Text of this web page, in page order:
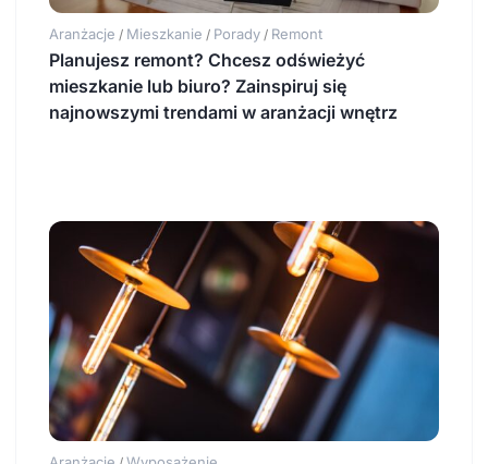
Aranżacje / Mieszkanie / Porady / Remont
Planujesz remont? Chcesz odświeżyć
mieszkanie lub biuro? Zainspiruj się
najnowszymi trendami w aranżacji wnętrz